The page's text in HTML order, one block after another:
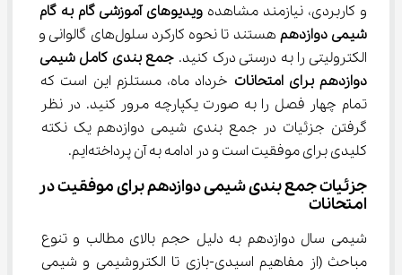
و کاربردی، نیازمند مشاهده ویدیوهای آموزشی گام به گام
شیمی دوازدهم
هستند تا نحوه کارکرد سلول‌های گالوانی و
الکترولیتی را به درستی درک کنید. جمع بندی کامل شیمی
دوازدهم برای امتحانات خرداد ماه، مستلزم این است که
تمام چهار فصل را به صورت یکپارچه مرور کنید. در نظر
گرفتن جزئیات در جمع بندی شیمی دوازدهم یک نکته
کلیدی برای موفقیت است و در ادامه به آن پرداخته‌ایم.
جزئیات جمع بندی شیمی دوازدهم برای موفقیت در
امتحانات
شیمی سال دوازدهم به دلیل حجم بالای مطالب و تنوع
مباحث (از مفاهیم اسیدی-بازی تا الکتروشیمی و شیمی